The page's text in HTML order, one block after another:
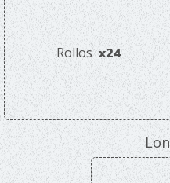
Rollos x24